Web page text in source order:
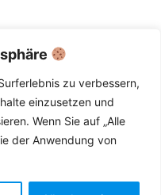
zu verbessern,
einzusetzen und
Wenn Sie auf „Alle
der Anwendung von
und